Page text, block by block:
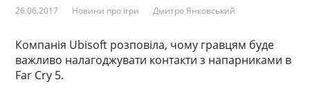
26.06.2017 Новини про ігри Дмитро Янковський
Компанія Ubisoft розповіла, чому гравцям буде
важливо налагоджувати контакти з напарниками в
Far Cry 5.